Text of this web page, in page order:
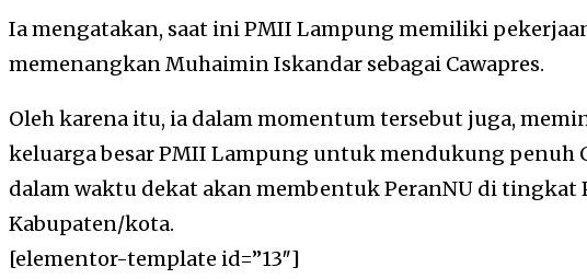
Ia mengatakan, saat ini PMII Lampung memiliki
memenangkan Muhaimin Iskandar sebagai Cawapres.
Oleh karena itu, ia dalam momentum tersebut juga,
keluarga besar PMII Lampung untuk mendukung penuh
dalam waktu dekat akan membentuk PeranNU di tingkat
Kabupaten/kota.
[elementor-template id=”13″]